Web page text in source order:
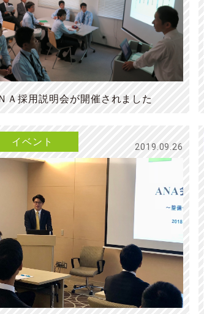
Ａ採用説明会が開催されました
イベント 2019.09.26